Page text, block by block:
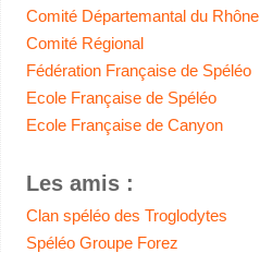
Comité Départemantal du Rhône
Comité Régional
Fédération Française de Spéléo
Ecole Française de Spéléo
Ecole Française de Canyon
Les amis :
Clan spéléo des Troglodytes
Spéléo Groupe Forez